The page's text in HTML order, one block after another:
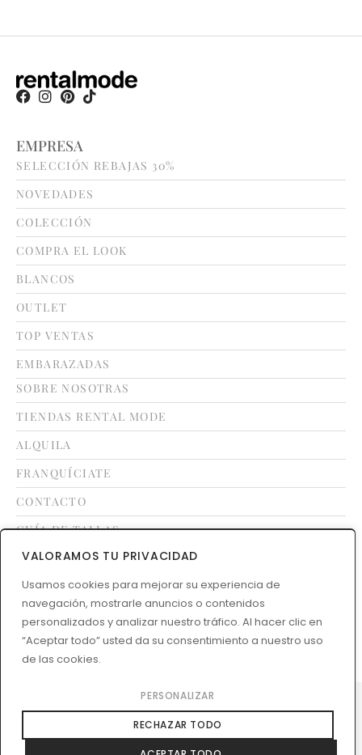
VALORAMOS TU PRIVACIDAD
Usamos cookies para mejorar su experiencia de
navegación, mostrarle anuncios o contenidos
personalizados y analizar nuestro tráfico. Al hacer clic en
“Aceptar todo” usted da su consentimiento a nuestro uso
de las cookies.
PERSONALIZAR
RECHAZAR TODO
EMPRESA
SELECCIÓN REBAJAS 30%
NOVEDADES
COLECCIÓN
COMPRA EL LOOK
BLANCOS
OUTLET
TOP VENTAS
EMBARAZADAS
SOBRE NOSOTRAS
TIENDAS RENTAL MODE
ALQUILA
FRANQUÍCIATE
CONTACTO
GUÍA DE TALLAS
LEGAL
TÉRMINOS Y CONDICIONES
POLÍTICA DE DEVOLUCIONES
2026 © Rental Mode
Desarrollado por Social Advisor